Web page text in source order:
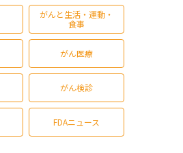
がんと生活・運動・
食事
がん医療
がん検診
FDAニュース